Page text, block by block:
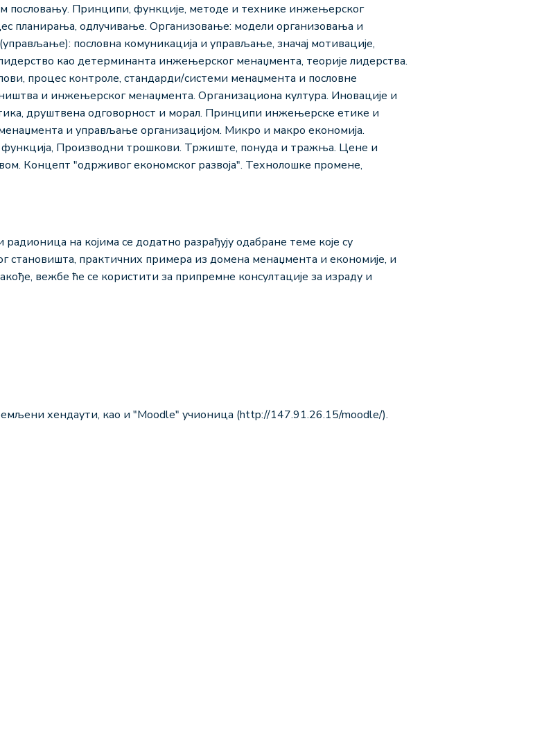
пословању. Принципи, функције, методе и технике инжењерског
планирања, одлучивање. Организовање: модели организовања и
пословна комуникација и управљање, значај мотивације,
као детерминанта инжењерског менаџмента, теорије лидерства.
процес контроле, стандарди/системи менаџмента и пословне
и инжењерског менаџмента. Организациона култура. Иновације и
друштвена одговорност и морал. Принципи инжењерске етике и
и управљање организацијом. Mикро и макро економија.
Производни трошкови. Тржиште, понуда и тражња. Цене и
Концепт "одрживог економског развоја". Технолошке промене,
на којима се додатно разрађују одабране теме које су
становишта, практичних примера из домена менаџмента и економије, и
вежбе ће се користити за припремне консултације за израду и
хендаути, као и "Moodle" учионица (http://147.91.26.15/moodle/).